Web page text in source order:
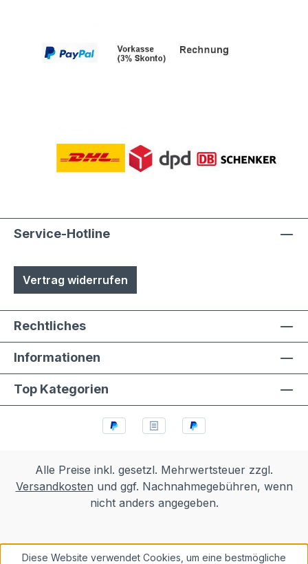
Service-Hotline
Vertrag widerrufen
Rechtliches
Informationen
Top Kategorien
Alle Preise inkl. gesetzl. Mehrwertsteuer zzgl.
Versandkosten und ggf. Nachnahmegebühren, wenn
nicht anders angegeben.
Diese Website verwendet Cookies, um eine bestmögliche